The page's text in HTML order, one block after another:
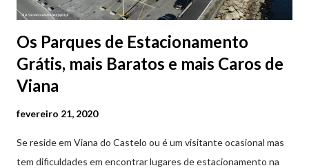
Os Parques de Estacionamento
Grátis, mais Baratos e mais Caros de
Viana
fevereiro 21, 2020
Se reside em Viana do Castelo ou é um visitante ocasional mas
tem dificuldades em encontrar lugares de estacionamento na